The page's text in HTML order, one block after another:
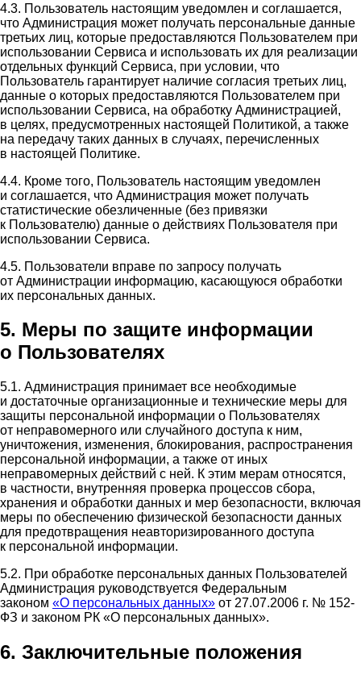
4.3. Пользователь настоящим уведомлен и соглашается,
что Администрация может получать персональные данные
третьих лиц, которые предоставляются Пользователем при
использовании Сервиса и использовать их для реализации
отдельных функций Сервиса, при условии, что
Пользователь гарантирует наличие согласия третьих лиц,
данные о которых предоставляются Пользователем при
использовании Сервиса, на обработку Администрацией,
в целях, предусмотренных настоящей Политикой, а также
на передачу таких данных в случаях, перечисленных
в настоящей Политике.
4.4. Кроме того, Пользователь настоящим уведомлен
и соглашается, что Администрация может получать
статистические обезличенные (без привязки
к Пользователю) данные о действиях Пользователя при
использовании Сервиса.
4.5. Пользователи вправе по запросу получать
от Администрации информацию, касающуюся обработки
их персональных данных.
5. Меры по защите информации
о Пользователях
5.1. Администрация принимает все необходимые
и достаточные организационные и технические меры для
защиты персональной информации о Пользователях
от неправомерного или случайного доступа к ним,
уничтожения, изменения, блокирования, распространения
персональной информации, а также от иных
неправомерных действий с ней. К этим мерам относятся,
в частности, внутренняя проверка процессов сбора,
хранения и обработки данных и мер безопасности, включая
меры по обеспечению физической безопасности данных
для предотвращения неавторизированного доступа
к персональной информации.
5.2. При обработке персональных данных Пользователей
Администрация руководствуется Федеральным
законом «О персональных данных» от 27.07.2006 г. № 152-
ФЗ и законом РК «О персональных данных».
6. Заключительные положения